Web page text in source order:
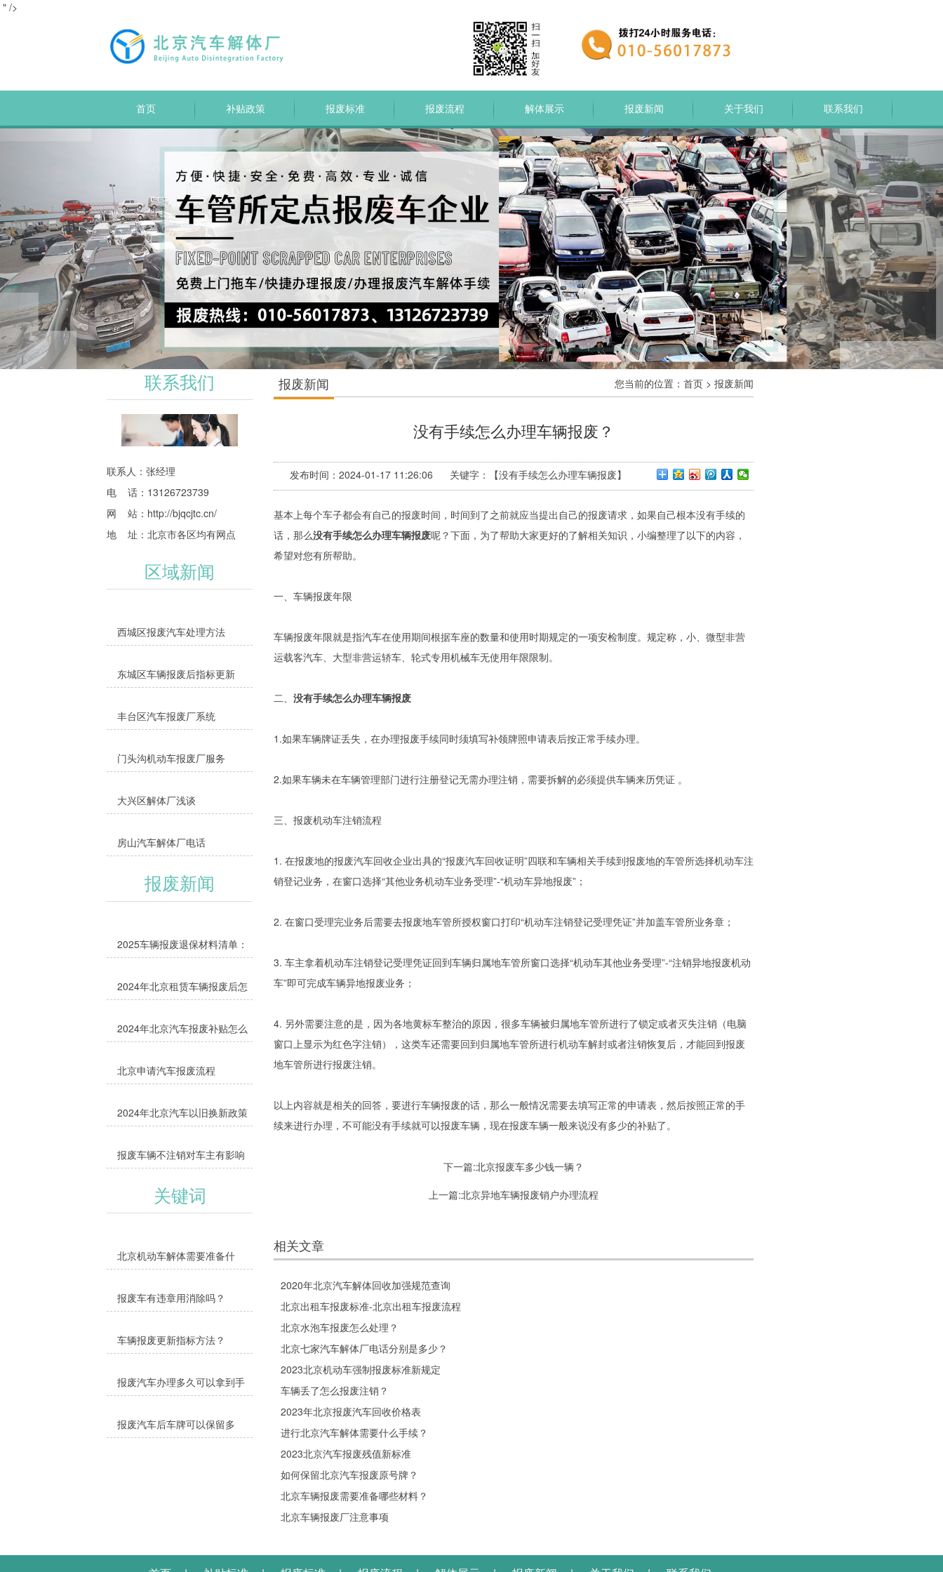
" />
首页 补贴政策 报废标准 报废流程 解体展示 报废新闻 关于我们 联系我们
联系我们
联系人：张经理
电 话：13126723739
网 站： http://bjqcjtc.cn/
地 址：北京市各区均有网点
区域新闻
西城区报废汽车处理方法
东城区车辆报废后指标更新
丰台区汽车报废厂系统
门头沟机动车报废厂服务
大兴区解体厂浅谈
房山汽车解体厂电话
报废新闻
2025车辆报废退保材料清单：
法
2024年北京租赁车辆报废后怎
2024年北京汽车报废补贴怎么
北京申请汽车报废流程
2024年北京汽车以旧换新政策
报废车辆不注销对车主有影响
关键词
北京机动车解体需要准备什
报废车有违章用消除吗？
车辆报废更新指标方法？
报废汽车办理多久可以拿到手
报废汽车后车牌可以保留多
报废新闻 您当前的位置： 首页 > 报废新闻
没有手续怎么办理车辆报废？
发布时间：2024-01-17 11:26:06 关键字：【没有手续怎么办理车辆报废】
基本上每个车子都会有自己的报废时间，时间到了之前就应当提出自己的报废请求，如果自己根本没有手续的
话，那么没有手续怎么办理车辆报废呢？下面，为了帮助大家更好的了解相关知识，小编整理了以下的内容，
希望对您有所帮助。
一、车辆报废年限
车辆报废年限就是指汽车在使用期间根据车座的数量和使用时期规定的一项安检制度。规定称，小、微型非营
运载客汽车、大型非营运轿车、轮式专用机械车无使用年限限制。
二、 没有手续怎么办理车辆报废
1.如果车辆牌证丢失，在办理报废手续同时须填写补领牌照申请表后按正常手续办理。
2.如果车辆未在车辆管理部门进行注册登记无需办理注销，需要拆解的必须提供车辆来历凭证 。
三、报废机动车注销流程
1. 在报废地的报废汽车回收企业出具的“报废汽车回收证明”四联和车辆相关手续到报废地的车管所选择机动车注
销登记业务，在窗口选择“其他业务机动车业务受理”-“机动车异地报废”；
2. 在窗口受理完业务后需要去报废地车管所授权窗口打印“机动车注销登记受理凭证”并加盖车管所业务章；
3. 车主拿着机动车注销登记受理凭证回到车辆归属地车管所窗口选择“机动车其他业务受理”-“注销异地报废机动
车”即可完成车辆异地报废业务；
4. 另外需要注意的是，因为各地黄标车整治的原因，很多车辆被归属地车管所进行了锁定或者灭失注销（电脑
窗口上显示为红色字注销），这类车还需要回到归属地车管所进行机动车解封或者注销恢复后，才能回到报废
地车管所进行报废注销。
以上内容就是相关的回答，要进行车辆报废的话，那么一般情况需要去填写正常的申请表，然后按照正常的手
续来进行办理，不可能没有手续就可以报废车辆，现在报废车辆一般来说没有多少的补贴了。
下一篇:北京报废车多少钱一辆？
上一篇:北京异地车辆报废销户办理流程
相关文章
2020年北京汽车解体回收加强规范查询
北京出租车报废标准-北京出租车报废流程
北京水泡车报废怎么处理？
北京七家汽车解体厂电话分别是多少？
2023北京机动车强制报废标准新规定
车辆丢了怎么报废注销？
2023年北京报废汽车回收价格表
进行北京汽车解体需要什么手续？
2023北京汽车报废残值新标准
如何保留北京汽车报废原号牌？
北京车辆报废需要准备哪些材料？
北京车辆报废厂注意事项